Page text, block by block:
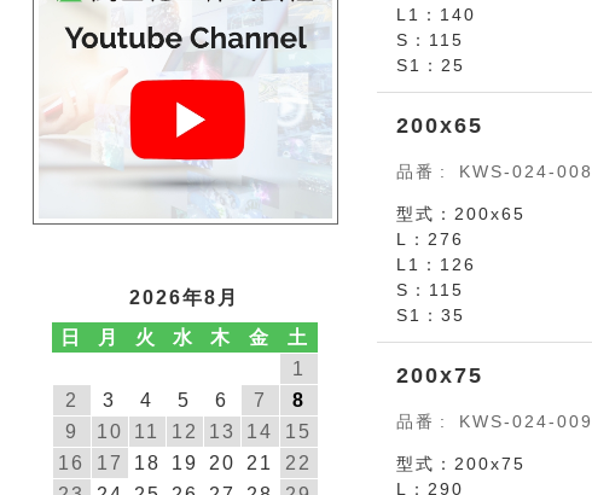
L1：140
S：115
S1：25
200x65
品番 KWS-024-008
型式：200x65
L：276
L1：126
S：115
S1：35
200x75
品番 KWS-024-009
型式：200x75
L：290
2026年8月
日
月 火 水 木 金
土
1
2
3 4 5 6 7
8
9
10 11 12 13 14
15
16
17 18 19 20 21
22